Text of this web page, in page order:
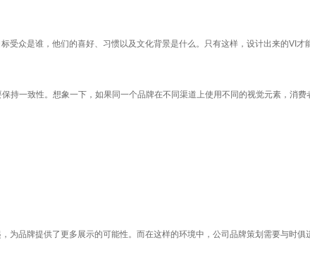
众是谁，他们的喜好、习惯以及文化背景是什么。只有这样，设计出来的VI才
持一致性。想象一下，如果同一个品牌在不同渠道上使用不同的视觉元素，消
品牌提供了更多展示的可能性。而在这样的环境中，公司品牌策划需要与时俱